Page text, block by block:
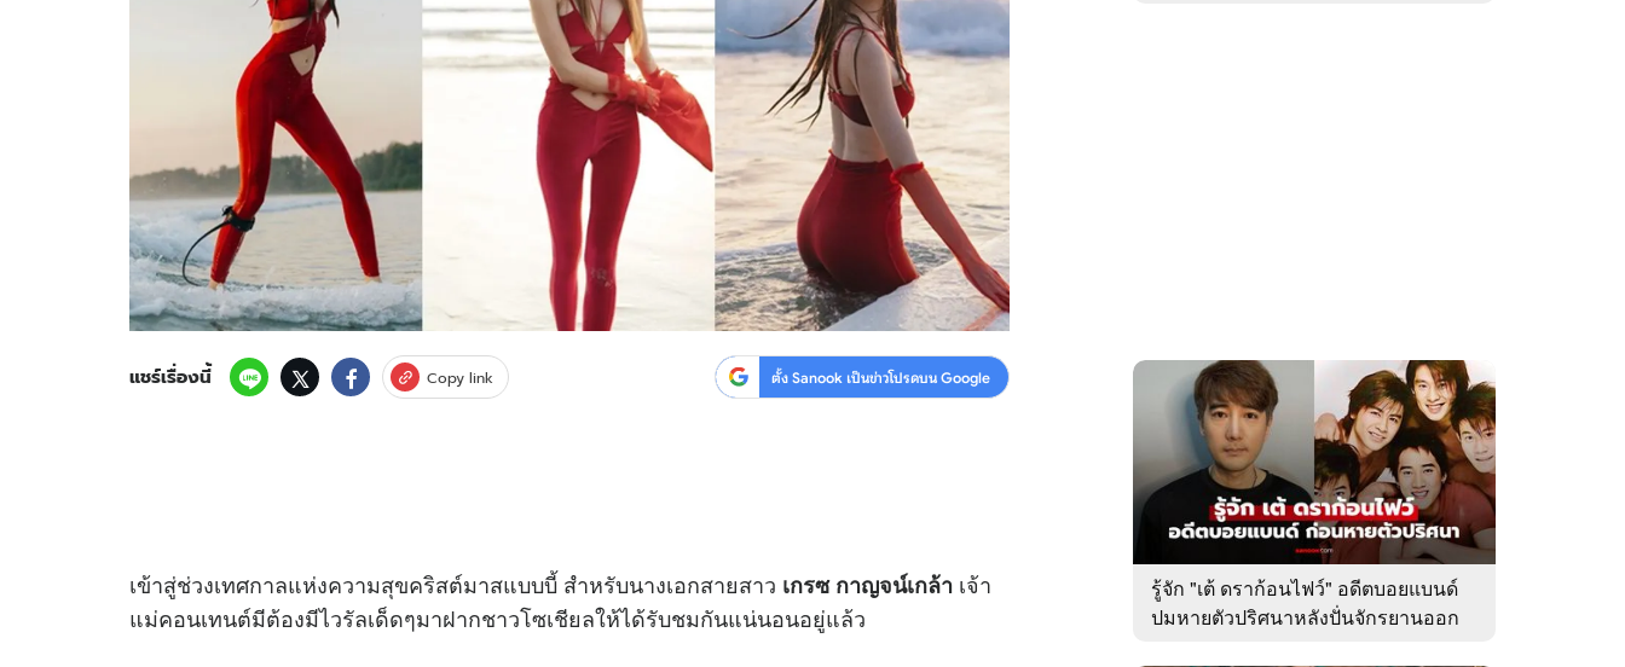
ดาวน์โหลดสนุกแอปฟรี ติดตามสนุกโซเชียลได้ที่
2569 บริษัท อิมเมจ ฟิวเจอร์ (ประเทศไทย) จำกัด
แชร์เรื่องนี้ Copy link ตั้ง Sanook เป็นข่าวโปรดบน Google
เข้าสู่ช่วงเทศกาลแห่งความสุขคริสต์มาสแบบบี้ สำหรับนางเอกสายสาว เกรซ กาญจน์เกล้า เจ้า
แม่คอนเทนต์มีต้องมีไวรัลเด็ดๆมาฝากชาวโซเชียลให้ได้รับชมกันแน่นอนอยู่แล้ว
รู้จัก "เต้ ดราก้อนไฟว์" อดีตบอยแบนด์
ปมหายตัวปริศนาหลังปั่นจักรยานออก